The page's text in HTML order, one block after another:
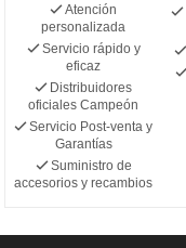
Atención
personalizada
Servicio rápido y
eficaz
Distribuidores
oficiales Campeón
Servicio Post-venta y
Garantías
Suministro de
accesorios y recambios